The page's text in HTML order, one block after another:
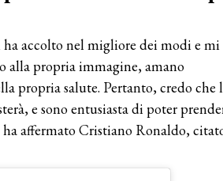
ha accolto nel migliore dei modi e mi
alla propria immagine, amano
propria salute. Pertanto, credo che
e sono entusiasta di poter
affermato Cristiano Ronaldo,